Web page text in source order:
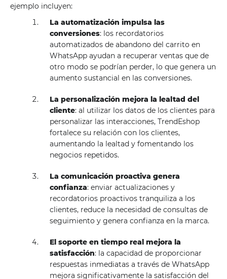
ejemplo incluyen:
La automatización impulsa las
conversiones: los recordatorios
automatizados de abandono del carrito en
WhatsApp ayudan a recuperar ventas que de
otro modo se podrían perder, lo que genera un
aumento sustancial en las conversiones.
La personalización mejora la lealtad del
cliente: al utilizar los datos de los clientes para
personalizar las interacciones, TrendEshop
fortalece su relación con los clientes,
aumentando la lealtad y fomentando los
negocios repetidos.
La comunicación proactiva genera
confianza: enviar actualizaciones y
recordatorios proactivos tranquiliza a los
clientes, reduce la necesidad de consultas de
seguimiento y genera confianza en la marca.
El soporte en tiempo real mejora la
satisfacción: la capacidad de proporcionar
respuestas inmediatas a través de WhatsApp
mejora significativamente la satisfacción del